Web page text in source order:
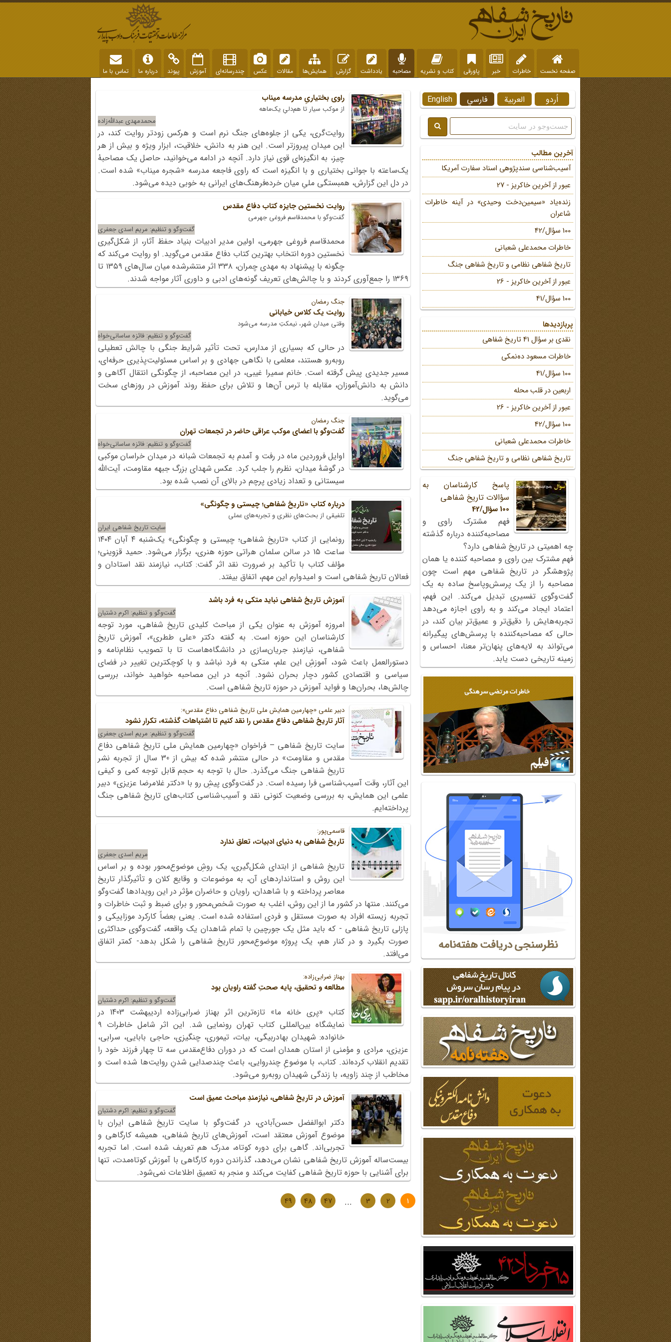
صفحه نخست خاطرات خبر پاورقی کتاب و نشریه مصاحبه یادداشت گزارش همایش‌ها مقالات عکس چندرسانه‌ای آموزش پیوند درباره ما تماس با ما
راوی بختیاریِ مدرسه میناب
از موکب سیار تا هم‌دلیِ یک‌ماهه
محمدمهدی عبدالله‌زاده
روایت‌گری، یکی از جلوه‌های جنگ نرم است و هرکس زودتر روایت کند، در
این میدان پیروزتر است. این هنر به دانش، خلاقیت، ابزار ویژه و بیش از هر
چیز، به انگیزه‌ای قوی نیاز دارد. آنچه در ادامه می‌خوانید، حاصل یک مصاحبۀ
یک‌ساعته با جوانی بختیاری و با انگیزه است که راوی فاجعه‌ مدرسه‌ «شجره میناب» شده است.
در دل این گزارش، همبستگی ملیِ میان خرده‌فرهنگ‌های ایرانی به خوبی دیده می‌شود.
روایت نخستین جایزه کتاب دفاع مقدس
گفت‌وگو با محمدقاسم فروغی جهرمی
گفت‌وگو و تنظیم: مریم اسدی جعفری
محمدقاسم فروغی جهرمی، اولین مدیر ادبیات بنیاد حفظ آثار، از شکل‌گیری
نخستین دوره انتخاب بهترین کتاب دفاع مقدس می‌گوید. او روایت می‌کند که
چگونه با پیشنهاد به مهدی چمران، ۳۳۸ اثر منتشرشده میان سال‌های ۱۳۵۹ تا
۱۳۶۹ را جمع‌آوری کردند و با چالش‌های تعریف گونه‌های ادبی و داوری آثار مواجه شدند.
جنگ رمضان
روایت یک کلاس خیابانی
وقتی میدان شهر، نیمکتِ مدرسه می‌شود
گفت‌وگو و تنظیم: فائزه ساسانی‎‌خواه
در حالی که بسیاری از مدارس، تحت تأثیر شرایط جنگی با چالش‌ تعطیلی
روبه‌رو هستند، معلمی با نگاهی جهادی و بر اساس مسئولیت‌پذیری حرفه‌ای،
مسیر جدیدی پیش گرفته است. خانم سمیرا غیبی، در این مصاحبه، از چگونگی انتقال آگاهی و
دانش به دانش‌آموزان، مقابله با ترس آن‌ها و تلاش برای حفظ روند آموزش در روزهای سخت
می‌گوید.
جنگ رمضان
گفت‌وگو با اعضای موکب عراقی حاضر در تجمعات تهران
گفت‌وگو و تنظیم: فائزه ساسانی‌خواه
اوایل فروردین ماه در رفت و آمدم به تجمعات شبانه در میدان خراسان موکبی
در گوشۀ میدان، نظرم را جلب کرد. عکس شهدای بزرگ جبهه مقاومت، آیت‌الله
سیستانی و تعداد زیادی پرچم در بالای آن نصب شده بود.
درباره کتاب «تاریخ شفاهی؛ چیستی و چگونگی»
تلفیقی از بحث‌های نظری و تجربه‌های عملی
سایت تاریخ شفاهی ایران
رونمایی از کتاب «تاریخ شفاهی؛ چیستی و چگونگی» یک‌شنبه ۴ آبان ۱۴۰۴
ساعت ۱۵ در سالن سلمان هراتی حوزه هنری، برگزار می‌شود. حمید قزوینی؛
مؤلف کتاب با تأکید بر ضرورت نقد اثر گفت: کتاب، نیازمند نقد استادان و
فعالان تاریخ شفاهی است و امیدوارم این مهم، اتفاق بیفتد.
آموزش تاریخ‌ شفاهی نباید متکی به فرد باشد
گفت‌وگو و تنظیم: اکرم دشتبان
امروزه آموزش به عنوان یکی از مباحث کلیدی تاریخ ‌شفاهی، مورد توجه
کارشناسان این حوزه است. به گفته دکتر «علی ططری»، آموزش تاریخ
‌شفاهی، نیازمندِ جریان‌سازی در دانشگاه‌هاست تا با تصویب نظام‌نامه و
دستورالعمل باعث ‌شود، آموزشِ این علم، متکی به فرد نباشد و با کوچکترین تغییر در فضای
سیاسی و اقتصادی کشور دچار بحران نشود. آنچه در این مصاحبه خواهید خواند، بررسی
چالش‌ها، بحران‌ها و فواید آموزش در حوزه تاریخ‌ شفاهی است.
دبیر علمی «چهارمین همایش ملی تاریخ شفاهی دفاع مقدس»:
آثار تاریخ شفاهی دفاع مقدس را نقد کنیم تا اشتباهات گذشته، تکرار نشود
گفت‌وگو و تنظیم: مریم اسدی جعفری
سایت تاریخ شفاهی – فراخوان «چهارمین همایش ملی تاریخ شفاهی دفاع
مقدس و مقاومت» در حالی منتشر شده که بیش از 30 سال از تجربه نشر
تاریخ شفاهی جنگ می‌گذرد. حال با توجه به حجم قابل توجه کمی و کیفی
این آثار، وقت آسیب‌شناسی فرا رسیده است. در گفت‌وگوی پیشِ رو با «دکتر غلامرضا عزیزی» دبیر
علمی این همایش، به بررسی وضعیت کنونی نقد و آسیب‌‌شناسی کتاب‌های تاریخ شفاهی جنگ
پرداخته‌ایم.
قاسمی‌پور:
تاریخ شفاهی به دنیای ادبیات، تعلق ندارد
مریم اسدی جعفری
تاریخ شفاهی از ابتدای شکل‌گیری، یک روشِ موضوع‌محور بوده و بر اساس
این روش و استانداردهای آن، به موضوعات و وقایع کلان و تأثیرگذار تاریخ
معاصر پرداخته و با شاهدان، راویان و حاضران مؤثر در این رویدادها گفت‌وگو
می‌کنند. منتها در کشور ما از این روش، اغلب به صورت شخص‌محور و برای ضبط و ثبت خاطرات و
تجربه زیسته افراد به صورت مستقل و فردی استفاده شده است. یعنی بعضاً کارکرد موزاییکی و
پازلی تاریخ شفاهی - که باید مثل یک جورچین با تمام شاهدان یک واقعه، گفت‌و‌گوی حداکثری
صورت بگیرد و در کنار هم، یک پروژه موضوع‌محور تاریخ شفاهی را شکل بدهد- کمتر اتفاق
می‌افتد.
بهناز ضرابی‌زاده:
مطالعه و تحقیق، پایه صحتِ گفته راویان بود
گفت‌وگو و تنظیم: اکرم دشتبان
کتاب «پری‌ خانه‌ ما» تازه‌ترین اثر بهناز ضرابی‌زاده اردیبهشت 1403 در
نمایشگاه بین‌المللی کتاب تهران رونمایی شد. این اثر شامل خاطرات ۹
خانواده: شهیدان بهادربیگی، بیات، تیموری، چنگیزی، حاجی بابایی، سرابی،
عزیزی، مرادی و مؤمنی از استان همدان است که در دوران دفاع‌مقدس سه تا چهار فرزند خود را
تقدیم انقلاب کرده‌اند. کتاب، با موضوعِ چندروایی، باعث چندصدایی شدنِ روایت‌ها شده است و
مخاطب از چند زاویه، با زندگی شهیدان روبه‌رو می‌شود.
آموزش در تاریخ شفاهی، نیازمندِ مباحث عمیق است
گفت‌وگو و تنظیم: اکرم دشتبان
دکتر ابوالفضل حسن‌آبادی، در گفت‌وگو با سایت تاریخ شفاهی ایران با
موضوع آموزش معتقد است، آموزش‌های تاریخ شفاهی، همیشه کارگاهی و
تجربی‌اند. گاهی برای دوره‌ کوتاه، مدرک هم تعریف شده است. اما تجربه
بیست‌ساله آموزش تاریخ شفاهی نشان می‌دهد، گذراندن دوره کارگاهی با آموزش کوتاه‌مدت، تنها
برای آشنایی با حوزه تاریخ شفاهی کفایت می‌کند و منجر به تعمیق اطلاعات نمی‌شود.
1
2
3
...
47
48
49
English فارسي العربية اُردو
آخرین مطالب
آسیب‌شناسی سندپژوهی اسناد سفارت آمریکا
عبور از آخرین خاکریز - 27
زنده‌یاد «سیمین‌دخت وحیدی» در آینه خاطرات
شاعران
100 سؤال/42
خاطرات محمد‌علی شعبانی
تاریخ شفاهی نظامی و تاریخ شفاهی جنگ
عبور از آخرین خاکریز - 26
100 سؤال/41
پربازدیدها
نقدی بر سؤال 41 تاریخ شفاهی
خاطرات مسعود ده‌نمکی
100 سؤال/41
اربعین در قلب محله
عبور از آخرین خاکریز - 26
100 سؤال/42
خاطرات محمد‌علی شعبانی
تاریخ شفاهی نظامی و تاریخ شفاهی جنگ
پاسخ کارشناسان به
سؤالات تاریخ شفاهی
100 سؤال/42
فهم مشترک راوی و
مصاحبه‌کننده درباره گذشته
چه اهمیتی در تاریخ شفاهی دارد؟
فهم مشترک بین راوی و مصاحبه کننده یا همان
پژوهشگر در تاریخ شفاهی مهم است چون
مصاحبه را از یک پرسش‌وپاسخ ساده به یک
گفت‌وگوی تفسیری تبدیل می‌کند. این فهم،
اعتماد ایجاد می‌کند و به راوی اجازه می‌دهد
تجربه‌هایش را دقیق‌تر و عمیق‌تر بیان کند، در
حالی که مصاحبه‌کننده با پرسش‌های پیگیرانه
می‌تواند به لایه‌های پنهان‌تر معنا، احساس و
زمینه تاریخی دست یابد.